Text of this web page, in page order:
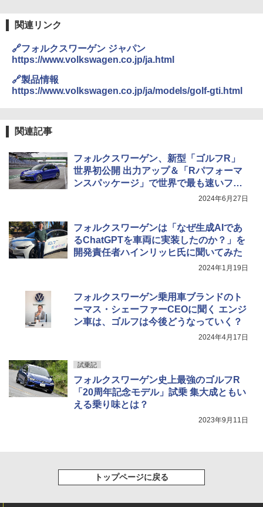
関連リンク
🔗フォルクスワーゲン ジャパン
https://www.volkswagen.co.jp/ja.html
🔗製品情報
https://www.volkswagen.co.jp/ja/models/golf-gti.html
関連記事
フォルクスワーゲン、新型「ゴルフR」
世界初公開 出力アップ＆「Rパフォーマ
ンスパッケージ」で世界で最も速いフォ
2024年6月27日
フォルクスワーゲンは「なぜ生成AIであ
るChatGPTを車両に実装したのか？」を
開発責任者ハインリッヒ氏に聞いてみた
2024年1月19日
フォルクスワーゲン乗用車ブランドのト
ーマス・シェーファーCEOに聞く エンジ
ン車は、ゴルフは今後どうなっていく？
2024年4月17日
試乗記
フォルクスワーゲン史上最強のゴルフR
「20周年記念モデル」試乗 集大成ともい
える乗り味とは？
2023年9月11日
トップページに戻る